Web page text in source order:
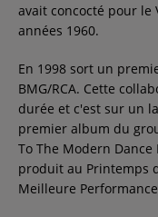
avait concocté pour le
années 1960.
En 1998 sort un
BMG/RCA. Cette
durée et c'est sur un
premier album du
To The Modern
produit au Printemps
Meilleure Performance